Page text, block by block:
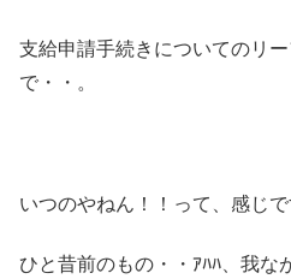
支給申請手続きについてのリ
で・・。
いつのやねん！！って、感じで
ひと昔前のもの・・ｱﾊﾊ、我